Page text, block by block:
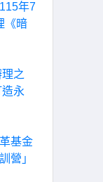
年7
《暗
之
造永
基金
營」